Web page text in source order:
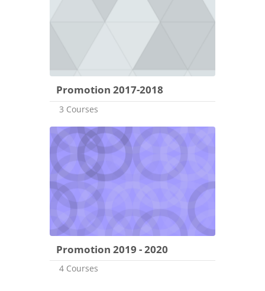
Promotion 2017-2018
3 Courses
Promotion 2019 - 2020
4 Courses